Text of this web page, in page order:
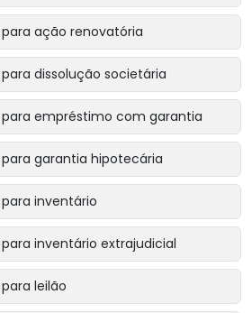
ação renovatória
dissolução societária
empréstimo com garantia
garantia hipotecária
inventário
inventário extrajudicial
leilão